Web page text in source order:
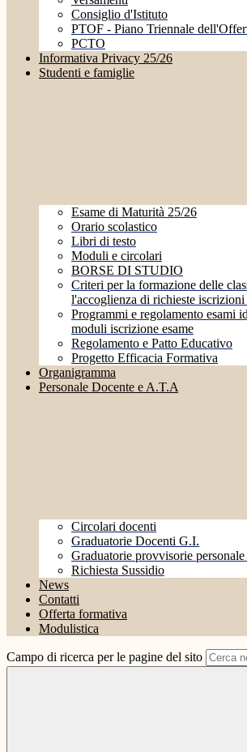
Consiglio d'Istituto
PTOF - Piano Triennale
PCTO
Informativa Privacy 25/26
Studenti e famiglie
Esame di Maturità 25/26
Orario scolastico
Libri di testo
Moduli e circolari
BORSE DI STUDIO
Criteri per la formazione delle
l'accoglienza di richieste
Programmi e regolamento esami
moduli iscrizione esame
Regolamento e Patto Educativo
Progetto Efficacia Formativa
Organigramma
Personale Docente e A.T.A
Circolari docenti
Graduatorie Docenti G.I.
Graduatorie provvisorie
Richiesta Sussidio
News
Contatti
Offerta formativa
Modulistica
Campo di ricerca per le pagine del sito